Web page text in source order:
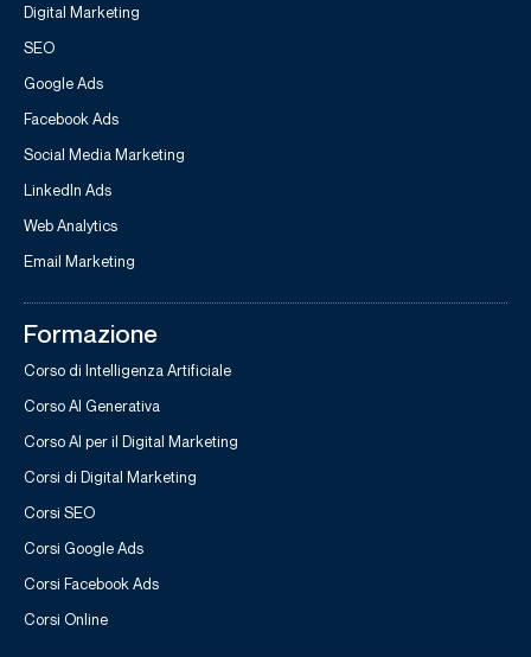
Digital Marketing
SEO
Google Ads
Facebook Ads
Social Media Marketing
LinkedIn Ads
Web Analytics
Email Marketing
Formazione
Corso di Intelligenza Artificiale
Corso AI Generativa
Corso AI per il Digital Marketing
Corsi di Digital Marketing
Corsi SEO
Corsi Google Ads
Corsi Facebook Ads
Corsi Online